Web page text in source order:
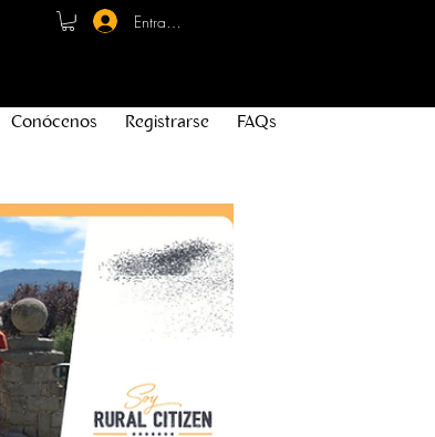
Entrar - Registro
Conócenos Registrarse FAQs